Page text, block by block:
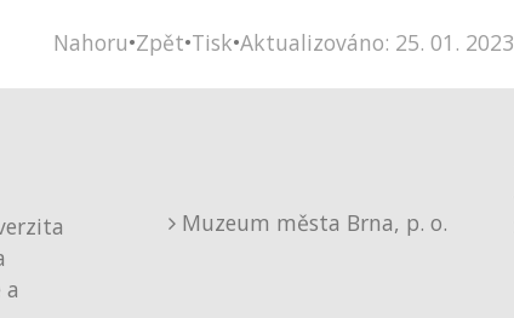
Nahoru•Zpět•Tisk•Aktualizováno: 25. 01. 2023
Muzeum města Brna, p. o.